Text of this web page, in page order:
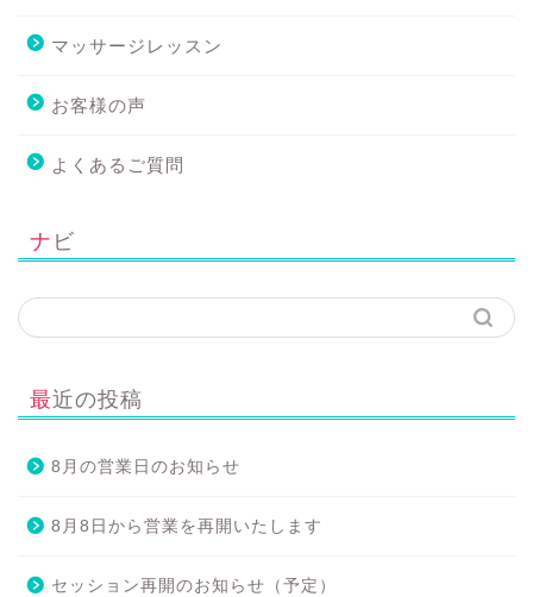
マッサージレッスン
お客様の声
よくあるご質問
ナビ
最近の投稿
8月の営業日のお知らせ
8月8日から営業を再開いたします
セッション再開のお知らせ（予定）